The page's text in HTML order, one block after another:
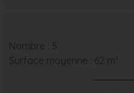
Nombre : 5
Surface moyenne : 62 m²